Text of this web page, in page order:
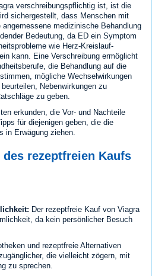
verschreibungspflichtig ist, ist die
sichergestellt, dass Menschen mit
medizinische Behandlung
Bedeutung, da ED ein Symptom
wie Herz-Kreislauf-
kann. Eine Verschreibung ermöglicht
die Behandlung auf die
mögliche Wechselwirkungen
Nebenwirkungen zu
zu geben.
erkunden, die Vor- und Nachteile
für diejenigen geben, die die
in Erwägung ziehen.
rezeptfreien Kaufs
Der rezeptfreie Kauf von Viagra
da kein persönlicher Besuch
und rezeptfreie Alternativen
die vielleicht zögern, mit
zu sprechen.